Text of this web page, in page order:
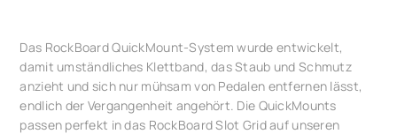
Das RockBoard QuickMount-System wurde entwickelt,
damit umständliches Klettband, das Staub und Schmutz
anzieht und sich nur mühsam von Pedalen entfernen lässt,
endlich der Vergangenheit angehört. Die QuickMounts
passen perfekt in das RockBoard Slot Grid auf unseren